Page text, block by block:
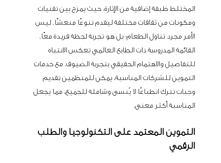
المختلط طبقة إضافية من الإثارة، حيث يمزج بين تقنيات
ومكونات من ثقافات مختلفة ليقدم تنوعًا منعشًا. ليس
الأمر مجرد تناول الطعام؛ بل هو تجربة لحظة فريدة معًا.
القائمة المدروسة ذات الطابع العالمي تعكس الانتباه
للتفاصيل والاهتمام الحقيقي بتجربة الضيوف. مع خدمات
التموين للشركات المناسبة، يمكن للمنظمين تقديم
وجبات تترك انطباعًا لا يُنسى وشاملة للجميع، مما يجعل
المناسبة أكثر معنى.
التموين المعتمد على التكنولوجيا والطلب
الرقمي